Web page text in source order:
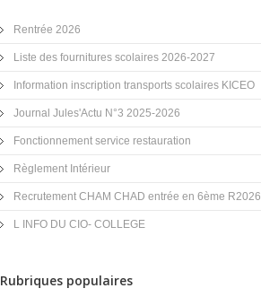
Rentrée 2026
Liste des fournitures scolaires 2026-2027
Information inscription transports scolaires KICEO
Journal Jules'Actu N°3 2025-2026
Fonctionnement service restauration
Règlement Intérieur
Recrutement CHAM CHAD entrée en 6ème R2026
L INFO DU CIO- COLLEGE
Rubriques populaires